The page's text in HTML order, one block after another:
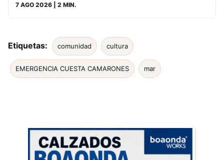
7 AGO 2026 | 2 MIN.
Etiquetas: comunidad cultura
EMERGENCIA CUESTA CAMARONES mar